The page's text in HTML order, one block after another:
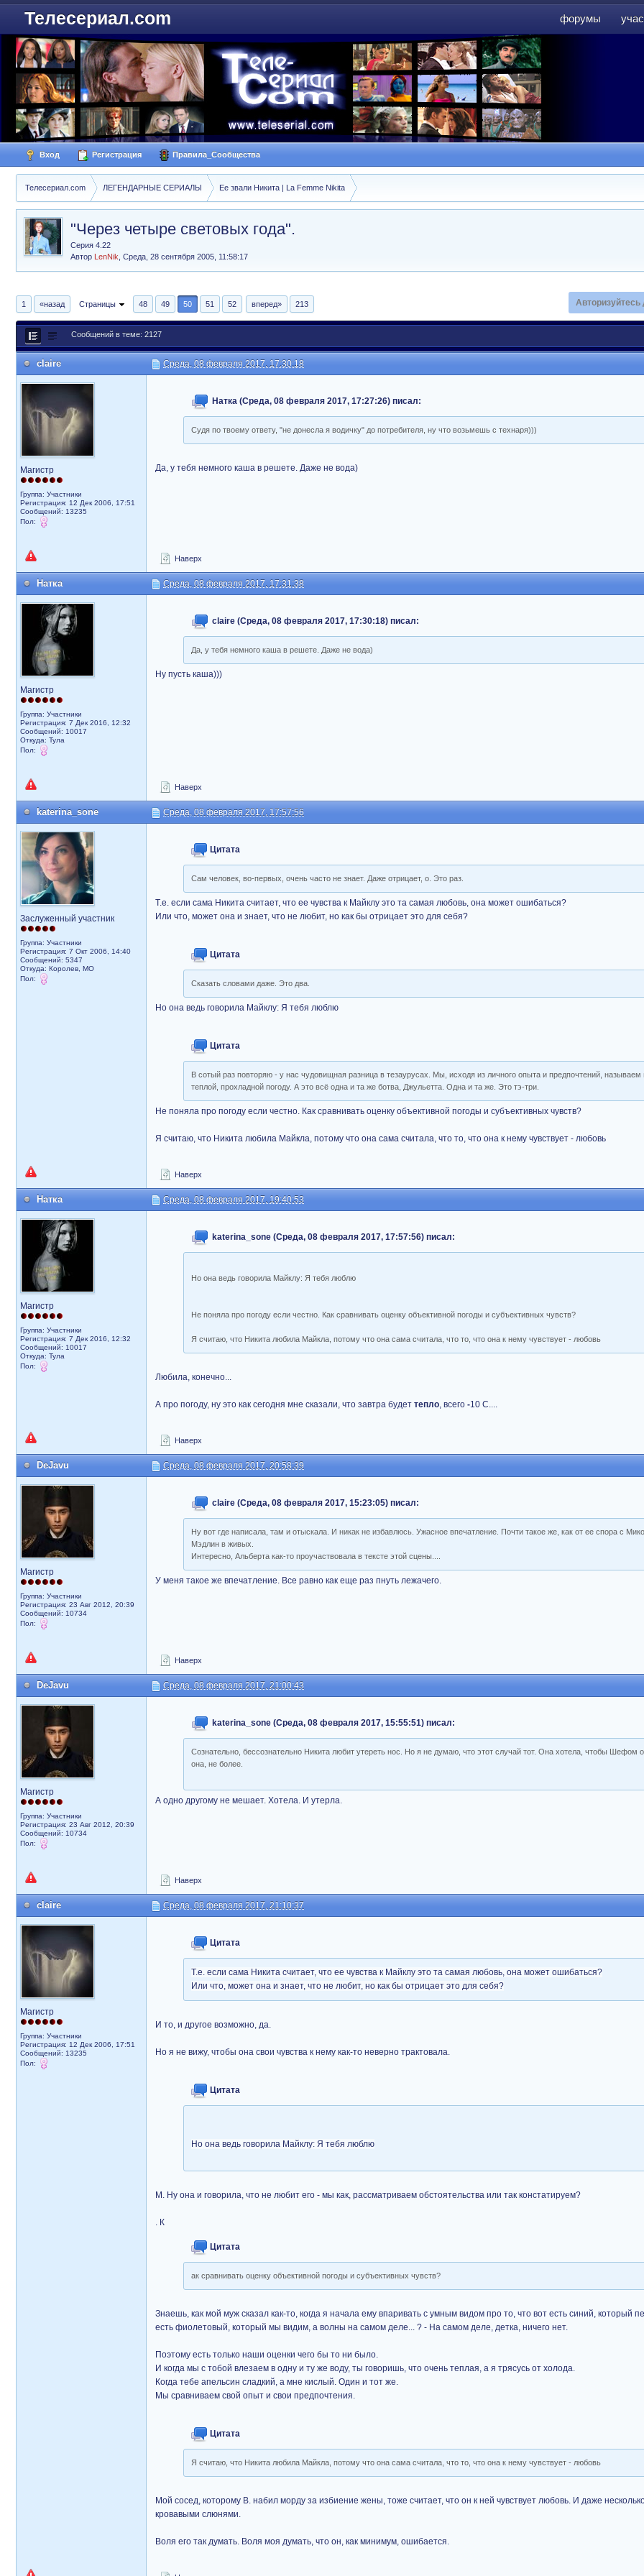
форумы
Телесериал.com
Вход Регистрация Правила_Сообщества
Телесериал.com ЛЕГЕНДАРНЫЕ СЕРИАЛЫ Ее звали Никита | La Femme Nikita
"Через четыре световых года".
Серия 4.22
Автор LenNik Среда, 28 сентября 2005, 11:58:17
1 «назад Страницы 48 49 50 51 52 вперед» 213 Авторизуйтесь
Сообщений в теме: 2127
claire Среда, 08 февраля 2017, 17:30:18
Магистр
Группа: Участники
Регистрация: 12 Дек 2006, 17:51
Сообщений: 13235
Пол:
Натка (Среда, 08 февраля 2017, 17:27:26) писал:
Судя по твоему ответу, "не донесла я водичку" до потребителя, ну что возьмешь с технаря)))
Да, у тебя немного каша в решете. Даже не вода)
Наверх
Натка Среда, 08 февраля 2017, 17:31:38
Магистр
Группа: Участники
Регистрация: 7 Дек 2016, 12:32
Сообщений: 10017
Откуда: Тула
Пол:
claire (Среда, 08 февраля 2017, 17:30:18) писал:
Да, у тебя немного каша в решете. Даже не вода)
Ну пусть каша)))
Наверх
katerina_sone Среда, 08 февраля 2017, 17:57:56
Заслуженный участник
Группа: Участники
Регистрация: 7 Окт 2006, 14:40
Сообщений: 5347
Откуда: Королев, МО
Пол:
Цитата
Сам человек, во-первых, очень часто не знает. Даже отрицает, о. Это раз.
Т.е. если сама Никита считает, что ее чувства к Майклу это та самая любовь, она может ошибаться?
Или что, может она и знает, что не любит, но как бы отрицает это для себя?
Цитата
Сказать словами даже. Это два.
Но она ведь говорила Майклу: Я тебя люблю
Цитата
В сотый раз повторяю - у нас чудовищная разница в тезаурусах. Мы, исходя из личного опыта и предпочтений, называем
теплой, прохладной погоду. А это всё одна и та же ботва, Джульетта. Одна и та же. Это тэ-три.
Не поняла про погоду если честно. Как сравнивать оценку объективной погоды и субъективных чувств?
Я считаю, что Никита любила Майкла, потому что она сама считала, что то, что она к нему чувствует - любовь
Наверх
Натка Среда, 08 февраля 2017, 19:40:53
Магистр
Группа: Участники
Регистрация: 7 Дек 2016, 12:32
Сообщений: 10017
Откуда: Тула
Пол:
katerina_sone (Среда, 08 февраля 2017, 17:57:56) писал:
Но она ведь говорила Майклу: Я тебя люблю
Не поняла про погоду если честно. Как сравнивать оценку объективной погоды и субъективных чувств?
Я считаю, что Никита любила Майкла, потому что она сама считала, что то, что она к нему чувствует - любовь
Любила, конечно...
А про погоду, ну это как сегодня мне сказали, что завтра будет тепло, всего -10 С....
Наверх
DeJavu Среда, 08 февраля 2017, 20:58:39
Магистр
Группа: Участники
Регистрация: 23 Авг 2012, 20:39
Сообщений: 10734
Пол:
claire (Среда, 08 февраля 2017, 15:23:05) писал:
Ну вот где написала, там и отыскала. И никак не избавлюсь. Ужасное впечатление. Почти такое же, как от ее спора с
Мэдлин в живых.
Интересно, Альберта как-то проучаствовала в тексте этой сцены....
У меня такое же впечатление. Все равно как еще раз пнуть лежачего.
Наверх
DeJavu Среда, 08 февраля 2017, 21:00:43
Магистр
Группа: Участники
Регистрация: 23 Авг 2012, 20:39
Сообщений: 10734
Пол:
katerina_sone (Среда, 08 февраля 2017, 15:55:51) писал:
Сознательно, бессознательно Никита любит утереть нос. Но я не думаю, что этот случай тот. Она хотела, чтобы Шефом
она, не более.
А одно другому не мешает. Хотела. И утерла.
Наверх
claire Среда, 08 февраля 2017, 21:10:37
Магистр
Группа: Участники
Регистрация: 12 Дек 2006, 17:51
Сообщений: 13235
Пол:
Цитата
Т.е. если сама Никита считает, что ее чувства к Майклу это та самая любовь, она может ошибаться?
Или что, может она и знает, что не любит, но как бы отрицает это для себя?
И то, и другое возможно, да.
Но я не вижу, чтобы она свои чувства к нему как-то неверно трактовала.
Цитата
Но она ведь говорила Майклу: Я тебя люблю
М. Ну она и говорила, что не любит его - мы как, рассматриваем обстоятельства или так констатируем?
. К
Цитата
ак сравнивать оценку объективной погоды и субъективных чувств?
Знаешь, как мой муж сказал как-то, когда я начала ему впаривать с умным видом про то, что вот есть синий, который
есть фиолетовый, который мы видим, а волны на самом деле... ? - На самом деле, детка, ничего нет.
Поэтому есть только наши оценки чего бы то ни было.
И когда мы с тобой влезаем в одну и ту же воду, ты говоришь, что очень теплая, а я трясусь от холода.
Когда тебе апельсин сладкий, а мне кислый. Один и тот же.
Мы сравниваем свой опыт и свои предпочтения.
Цитата
Я считаю, что Никита любила Майкла, потому что она сама считала, что то, что она к нему чувствует - любовь
Мой сосед, которому В. набил морду за избиение жены, тоже считает, что он к ней чувствует любовь. И даже
кровавыми слюнями.
Воля его так думать. Воля моя думать, что он, как минимум, ошибается.